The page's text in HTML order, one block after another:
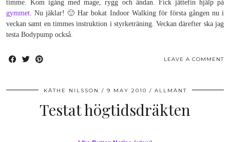
timme. Kom igång med mage, rygg och ändan. Fick jättefin hjälp på
gymmet. Nu jäklar! 🙂 Har bokat Indoor Walking för första gången nu i
veckan samt en timmes instruktion i styrketräning. Veckan därefter ska jag
testa Bodypump också.
LEAVE A COMMENT
KÄTHE NILSSON 9 MAY 2010 ALLMÄNT
Testat högtidsdräkten